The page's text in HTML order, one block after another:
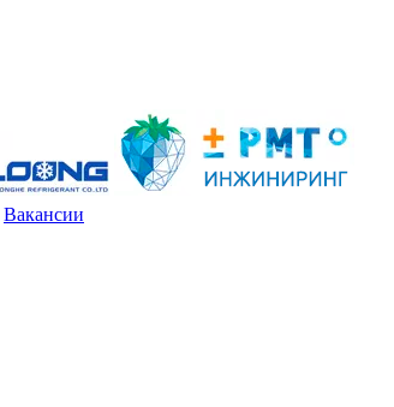
Вакансии